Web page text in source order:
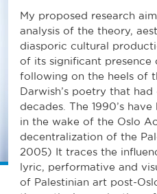
My proposed research
analysis of the theory,
diasporic cultural
of its significant presence
following on the heels of
Darwish’s poetry that
decades. The 1990’s
in the wake of the Oslo
decentralization of the
2005) It traces the
lyric, performative and
of Palestinian art post-